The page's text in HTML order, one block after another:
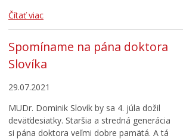
Čítať viac
Spomíname na pána doktora
Slovíka
29.07.2021
MUDr. Dominik Slovík by sa 4. júla dožil
deväťdesiatky. Staršia a stredná generácia
si pána doktora veľmi dobre pamätá. A tá